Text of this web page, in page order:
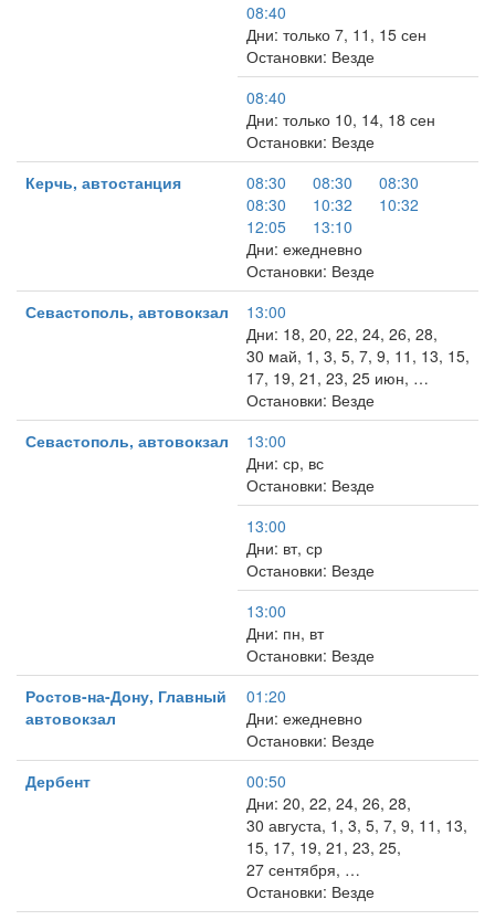
08:40
Дни: только 7, 11, 15 сен
Остановки: Везде
08:40
Дни: только 10, 14, 18 сен
Остановки: Везде
Керчь, автостанция
08:30 08:30
08:30
08:30
10:32
10:32
12:05
13:10
Дни: ежедневно
Остановки: Везде
Севастополь, автовокзал
13:00
Дни: 18, 20, 22, 24, 26, 28,
30 май, 1, 3, 5, 7, 9, 11, 13, 15,
17, 19, 21, 23, 25 июн, …
Остановки: Везде
Севастополь, автовокзал
13:00
Дни: ср, вс
Остановки: Везде
13:00
Дни: вт, ср
Остановки: Везде
13:00
Дни: пн, вт
Остановки: Везде
Ростов-на-Дону, Главный
автовокзал
01:20
Дни: ежедневно
Остановки: Везде
Дербент
00:50
Дни: 20, 22, 24, 26, 28,
30 августа, 1, 3, 5, 7, 9, 11, 13,
15, 17, 19, 21, 23, 25,
27 сентября, …
Остановки: Везде